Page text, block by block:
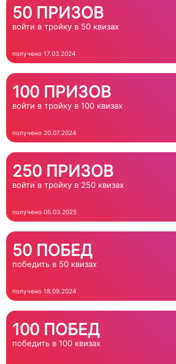
50 ПРИЗОВ
войти в тройку в 50 квизах
получено 17.03.2024
100 ПРИЗОВ
войти в тройку в 100 квизах
получено 20.07.2024
250 ПРИЗОВ
войти в тройку в 250 квизах
получено 05.03.2025
50 ПОБЕД
победить в 50 квизах
получено 18.09.2024
100 ПОБЕД
победить в 100 квизах